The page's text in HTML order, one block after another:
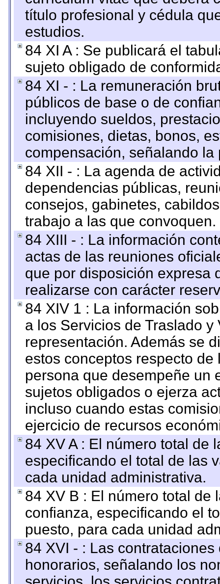
título profesional y cédula
estudios.
84 XI A : Se publicará el
sujeto obligado de
84 XI - : La remuneración
públicos de base o de
incluyendo sueldos,
comisiones, dietas, bonos,
compensación, señalando
84 XII - : La agenda de
dependencias públicas,
consejos, gabinetes,
trabajo a las que convoquen.
84 XIII - : La información
actas de las reuniones
que por disposición expresa
realizarse con carácter
84 XIV 1 : La información
a los Servicios de Traslado
representación. Además se
estos conceptos respecto
persona que desempeñe un
sujetos obligados o ejerza
incluso cuando estas
ejercicio de recursos
84 XV A : El número total de
especificando el total de las
cada unidad administrativa.
84 XV B : El número total de
confianza, especificando el
puesto, para cada unidad
84 XVI - : Las
honorarios, señalando los